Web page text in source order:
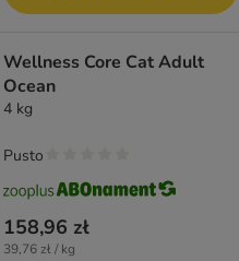
Wellness Core Cat Adult
Ocean
4 kg
158,96 zł
39,76 zł / kg
Pusto